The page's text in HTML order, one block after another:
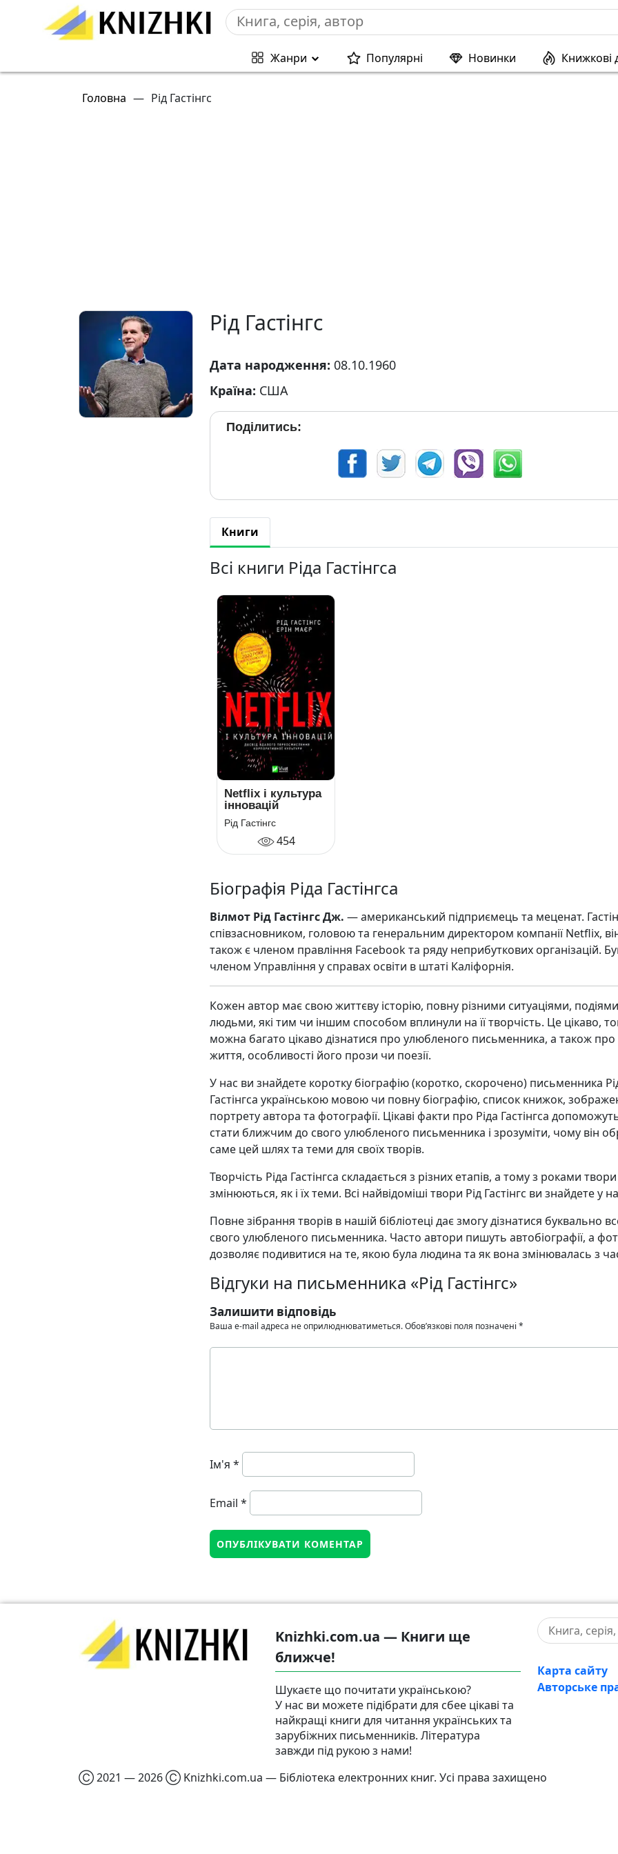
Жанри Популярні Новинки Книжкові
Головна — Рід Гастінгс
Рід Гастінгс
Дата народження: 08.10.1960
Країна: США
Поділитись:
Книги
Всі книги Ріда Гастінгса
Netflix і культура
інновацій
Рід Гастінгс
454
Біографія Ріда Гастінгса
Вілмот Рід Гастінгс Дж. — американський підприємець та меценат.
співзасновником, головою та генеральним директором компанії Netflix,
також є членом правління Facebook та ряду неприбуткових організацій.
членом Управління у справах освіти в штаті Каліфорнія.
Кожен автор має свою життєву історію, повну різними ситуаціями,
людьми, які тим чи іншим способом вплинули на її творчість. Це цікаво,
можна багато цікаво дізнатися про улюбленого письменника, а також
життя, особливості його прози чи поезії.
У нас ви знайдете коротку біографію (коротко, скорочено) письменника
Гастінгса українською мовою чи повну біографію, список книжок,
портрету автора та фотографії. Цікаві факти про Ріда Гастінгса
стати ближчим до свого улюбленого письменника і зрозуміти, чому він
саме цей шлях та теми для своїх творів.
Творчість Ріда Гастінгса складається з різних етапів, а тому з роками твори
змінюються, як і їх теми. Всі найвідоміші твори Рід Гастінгс ви знайдете у
Повне зібрання творів в нашій бібліотеці дає змогу дізнатися буквально
свого улюбленого письменника. Часто автори пишуть автобіографії, а
дозволяє подивитися на те, якою була людина та як вона змінювалась з
Відгуки на письменника «Рід Гастінгс»
Залишити відповідь
Ваша e-mail адреса не оприлюднюватиметься.Обов’язкові поля позначені *
Ім'я *
Email *
Knizhki.com.ua — Книги ще
ближче!
Шукаєте що почитати українською?
У нас ви можете підібрати для сбее цікаві та
найкращі книги для читання українських та
зарубіжних письменників. Література
завжди під рукою з нами!
Карта сайту
Авторське
Ⓒ 2021 — 2026 Ⓒ Knizhki.com.ua — Бібліотека електронних книг. Усі права захищено